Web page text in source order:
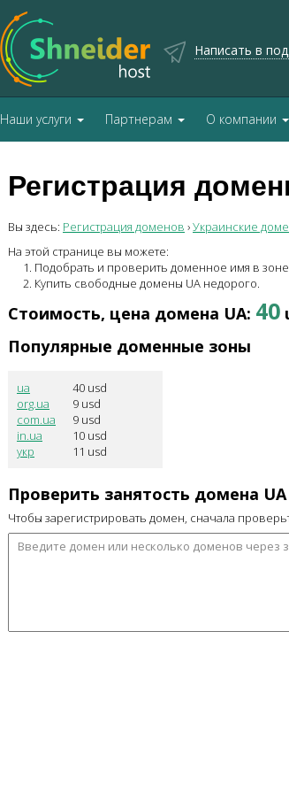
Написать в
Наши услуги Партнерам О компании
Регистрация
Вы здесь: Регистрация доменов ›Украинские
На этой странице вы можете:
Подобрать и проверить доменное имя в зоне
Купить свободные домены UA недорого.
Стоимость, цена домена UA: 40
Популярные доменные зоны
ua 40 usd
org.ua
9 usd
com.ua
9 usd
in.ua
10 usd
укр
11 usd
Проверить занятость домена UA
Чтобы зарегистрировать домен, сначала